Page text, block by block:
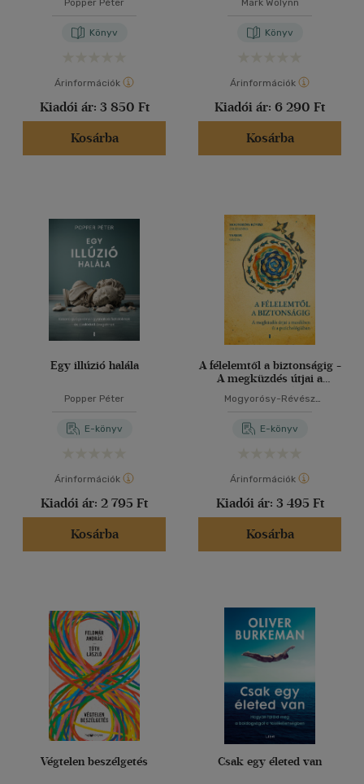
Popper Péter
Könyv
Árinformációk
Kiadói ár: 3 850 Ft
Kosárba
Mark Wolynn
Könyv
Árinformációk
Kiadói ár: 6 290 Ft
Kosárba
Egy illúzió halála
Popper Péter
E-könyv
Árinformációk
Kiadói ár: 2 795 Ft
Kosárba
A félelemtől a biztonságig -
A megküzdés útjai a
pszichológiában
Mogyorósy-Révész
E-könyv
Árinformációk
Kiadói ár: 3 495 Ft
Kosárba
Végtelen beszélgetés Csak egy életed van